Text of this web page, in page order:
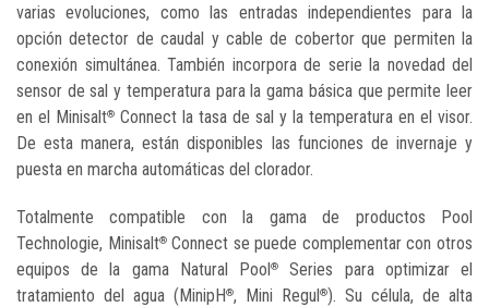
varias evoluciones, como las entradas independientes para la
opción detector de caudal y cable de cobertor que permiten la
conexión simultánea. También incorpora de serie la novedad del
sensor de sal y temperatura para la gama básica que permite leer
en el Minisalt® Connect la tasa de sal y la temperatura en el visor.
De esta manera, están disponibles las funciones de invernaje y
puesta en marcha automáticas del clorador.
Totalmente compatible con la gama de productos Pool
Technologie, Minisalt®Connect se puede complementar con otros
equipos de la gama Natural Pool®
Series para optimizar el
tratamiento del agua (MinipH®, Mini Regul®). Su célula, de alta